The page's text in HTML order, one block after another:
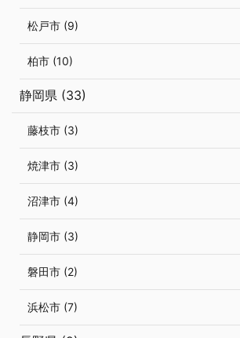
松戸市 (9)
柏市 (10)
静岡県 (33)
藤枝市 (3)
焼津市 (3)
沼津市 (4)
静岡市 (3)
磐田市 (2)
浜松市 (7)